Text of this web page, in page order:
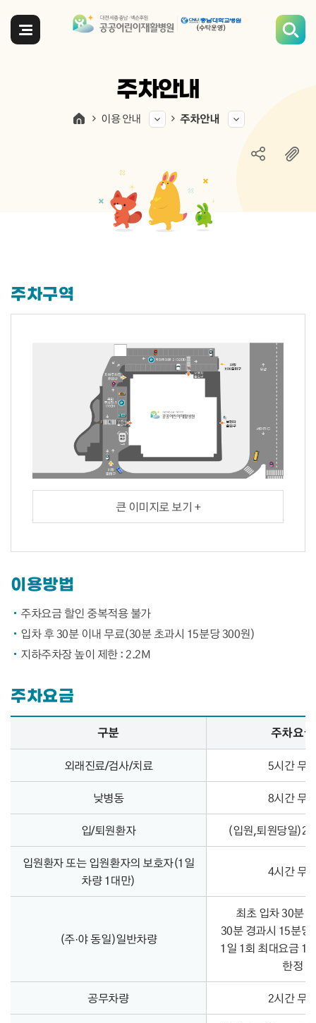
전체메뉴
주차안내
이용 안내 주차안내
주차구역
큰 이미지로 보기 +
이용방법
주차요금 할인 중복적용 불가
입차 후 30분 이내 무료(30분 초과시 15분당 300원)
지하주차장 높이 제한 : 2.2M
주차요금
주차요금 – 구분, 주차요금, 비고 정보 제공
구분 주차요금
외래진료/검사/치료
5시간 무
낮병동
8시간 무
입/퇴원환자
(입원,퇴원당일
입원환자 또는 입원환자의 보호자(1일
차량 1대만)
4시간 무
(주·야 동일)일반차량
최초 입차 30분
30분 경과시 15분당
1일 1회 최대요금
한정
공무차량
2시간 무